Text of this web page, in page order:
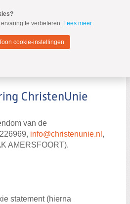
MENU
ChristenUnie
van de
info@christenunie.nl ,
AMERSFOORT).
statement (hierna
te verbeteren. Lees meer.
cookie-instellingen